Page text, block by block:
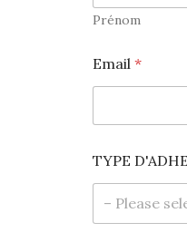
Prénom
*
N
M
Email *
TYPE
– Please